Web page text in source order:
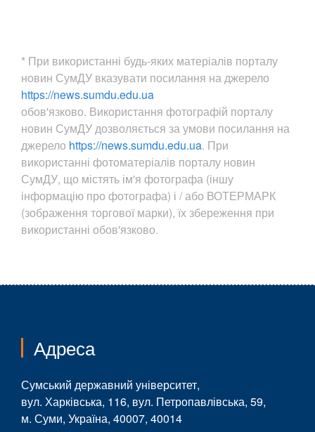
* При використанні будь-яких матеріалів порталу
новин СумДУ вказувати посилання на джерело
https://news.sumdu.edu.ua
обов'язково. Використання фотографій порталу
новин СумДУ дозволяється за умови посилання на
джерело https://news.sumdu.edu.ua. При
використанні фотоматеріалів порталу новин
СумДУ, що містять ім'я фотографа (іншу
інформацію про фотографа) і / або ВОТЕРМАРК
(зображення торгової марки), їх збереження при
використанні обов'язково.
Адреса
Сумський державний університет,
вул. Харківська, 116, вул. Петропавлівська, 59,
м. Суми, Україна, 40007, 40014